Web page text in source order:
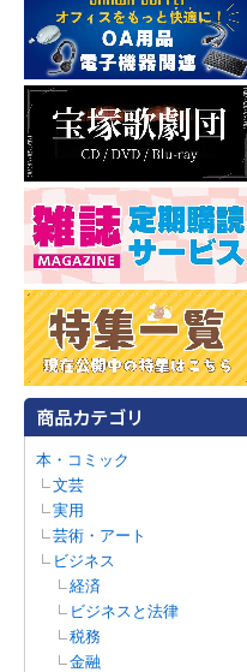
本・コミック
文芸
実用
芸術・アート
ビジネス
経済
ビジネスと法律
税務
金融